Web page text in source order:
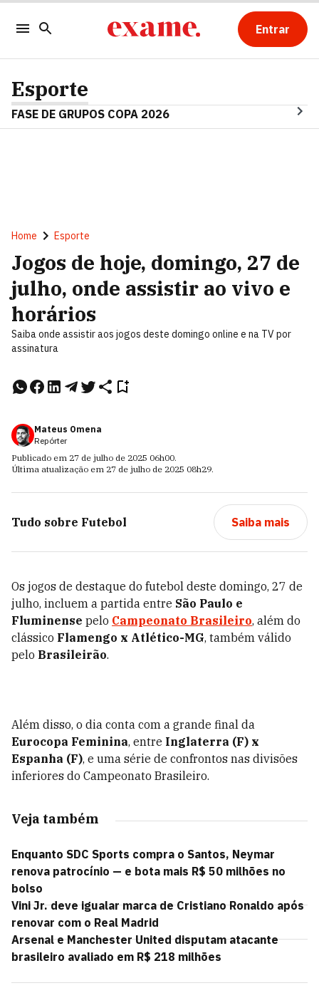
Entrar
Esporte
FASE DE GRUPOS COPA 2026
Home Esporte
Jogos de hoje, domingo, 27 de
julho, onde assistir ao vivo e
horários
Saiba onde assistir aos jogos deste domingo online e na TV por
assinatura
Mateus Omena
Repórter
Publicado em 27 de julho de 2025 06h00.
Última atualização em 27 de julho de 2025 08h29.
Tudo sobre Futebol Saiba mais
Os jogos de destaque do futebol deste domingo, 27 de
julho, incluem a partida entre São Paulo e
Fluminense pelo Campeonato Brasileiro, além do
clássico Flamengo x Atlético-MG, também válido
pelo Brasileirão.
Além disso, o dia conta com a grande final da
Eurocopa Feminina, entre Inglaterra (F) x
Espanha (F), e uma série de confrontos nas divisões
inferiores do Campeonato Brasileiro.
Veja também
Enquanto SDC Sports compra o Santos, Neymar
renova patrocínio — e bota mais R$ 50 milhões no
bolso
Vini Jr. deve igualar marca de Cristiano Ronaldo após
renovar com o Real Madrid
Arsenal e Manchester United disputam atacante
brasileiro avaliado em R$ 218 milhões